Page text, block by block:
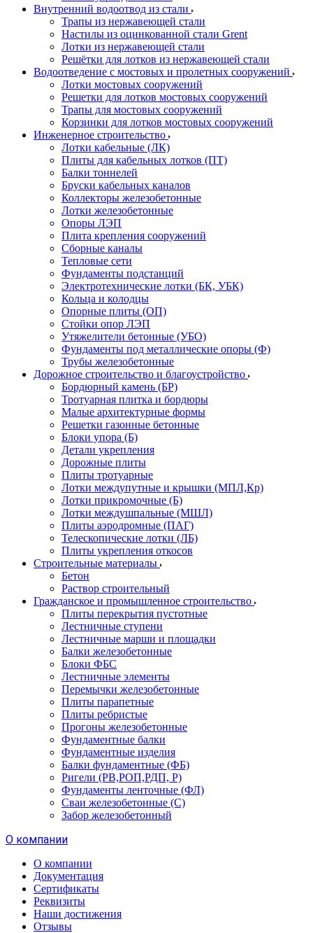
Внутренний водоотвод из стали
Трапы из нержавеющей стали
Настилы из оцинкованной стали Grent
Лотки из нержавеющей стали
Решётки для лотков из нержавеющей стали
Водоотведение с мостовых и пролетных сооружений
Лотки мостовых сооружений
Решетки для лотков мостовых сооружений
Трапы для мостовых сооружений
Корзинки для лотков мостовых сооружений
Инженерное строительство
Лотки кабельные (ЛК)
Плиты для кабельных лотков (ПТ)
Балки тоннелей
Бруски кабельных каналов
Коллекторы железобетонные
Лотки железобетонные
Опоры ЛЭП
Плита крепления сооружений
Сборные каналы
Тепловые сети
Фундаменты подстанций
Электротехнические лотки (БК, УБК)
Кольца и колодцы
Опорные плиты (ОП)
Стойки опор ЛЭП
Утяжелители бетонные (УБО)
Фундаменты под металлические опоры (Ф)
Трубы железобетонные
Дорожное строительство и благоустройство
Бордюрный камень (БР)
Тротуарная плитка и бордюры
Малые архитектурные формы
Решетки газонные бетонные
Блоки упора (Б)
Детали укрепления
Дорожные плиты
Плиты тротуарные
Лотки междупутные и крышки (МПЛ,Кр)
Лотки прикромочные (Б)
Лотки междушпальные (МШЛ)
Плиты аэродромные (ПАГ)
Телескопические лотки (ЛБ)
Плиты укрепления откосов
Строительные материалы
Бетон
Раствор строительный
Гражданское и промышленное строительство
Плиты перекрытия пустотные
Лестничные ступени
Лестничные марши и площадки
Балки железобетонные
Блоки ФБС
Лестничные элементы
Перемычки железобетонные
Плиты парапетные
Плиты ребристые
Прогоны железобетонные
Фундаментные балки
Фундаментные изделия
Балки фундаментные (ФБ)
Ригели (РВ,РОП,РДП, Р)
Фундаменты ленточные (ФЛ)
Сваи железобетонные (С)
Забор железобетонный
О компании
О компании
Документация
Сертификаты
Реквизиты
Наши достижения
Отзывы